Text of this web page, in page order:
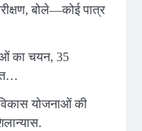
बोले—कोई पात्र
का चयन, 35
योजनाओं की